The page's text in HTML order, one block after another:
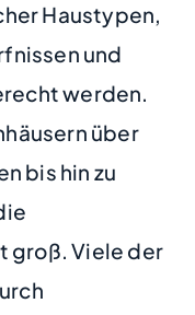
Haustypen,
und
werden.
über
bis hin zu
groß. Viele der